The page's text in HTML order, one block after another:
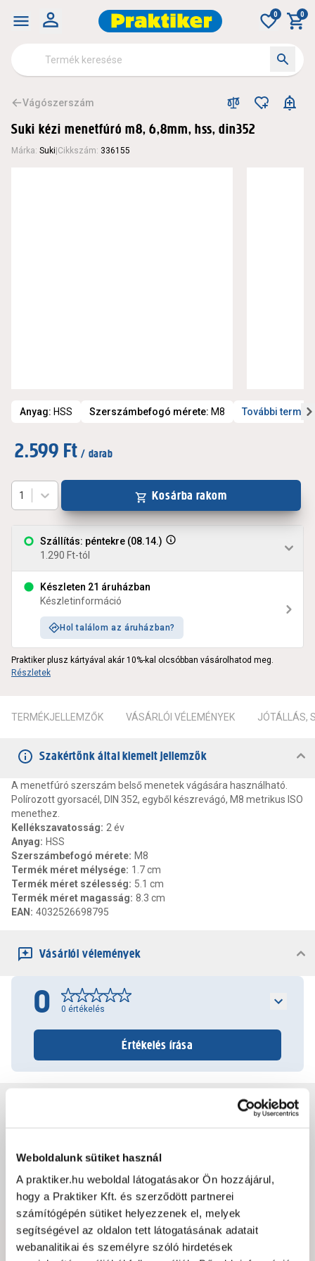
Weboldalunk sütiket használ
A praktiker.hu weboldal látogatásakor Ön hozzájárul,
hogy a Praktiker Kft. és szerződött partnerei
számítógépén sütiket helyezzenek el, melyek
segítségével az oldalon tett látogatásának adatait
webanalitikai és személyre szóló hirdetések
0 0
Vágószerszám
Suki kézi menetfúró m8, 6,8mm, hss, din352
Márka: Suki Cikkszám: 336155
Anyag: HSS Szerszámbefogó mérete: M8 További
2.599 Ft / darab
Szállítás: péntekre (08.14.)
1.290 Ft-tól
Készleten 21 áruházban
Készletinformáció
Hol találom az áruházban?
1 Kosárba rakom
Praktiker plusz kártyával akár 10%-kal olcsóbban vásárolhatod meg.
Részletek
TERMÉKJELLEMZŐK VÁSÁRLÓI VÉLEMÉNYEK JÓTÁLLÁS,
Szakértőnk által kiemelt jellemzők
A menetfúró szerszám belső menetek vágására használható.
Polírozott gyorsacél, DIN 352, egyből készrevágó, M8 metrikus ISO
menethez.
Kellékszavatosság: 2 év
Anyag: HSS
Szerszámbefogó mérete: M8
Termék méret mélysége: 1.7 cm
Termék méret szélesség: 5.1 cm
Termék méret magasság: 8.3 cm
EAN : 4032526698795
Vásárlói vélemények
0 0 értékelés
Értékelés írása
Csomagolási és súly információk
Dokumentumok, felelős személy
Hibát találtál az oldalon vagy a termék leírásában?